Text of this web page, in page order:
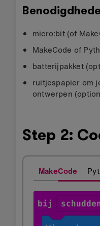
micro:bit (of
MakeCode of
batterijpakket
ruitjespapier om
ontwerpen
Step 2:
MakeCode